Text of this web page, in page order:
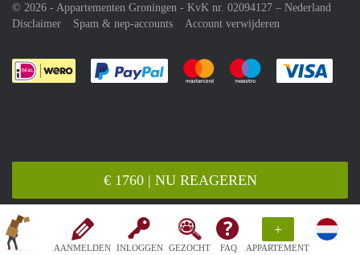
AANMELDEN INLOGGEN GEZOCHT FAQ
+
APPARTEMENT
€ 1760 | NU REAGEREN
© 2026 - Appartementen Groningen - KvK nr. 02094127 – Nederland
Disclaimer
Spam & nep-accounts Account verwijderen
Je rekent gemakkelijk af met Paypal
Je rekent gemakkelijk af met
Je rekent